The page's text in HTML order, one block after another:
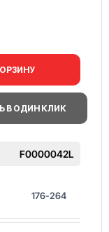
В ОДИН КЛИК
F0000042L
176-264